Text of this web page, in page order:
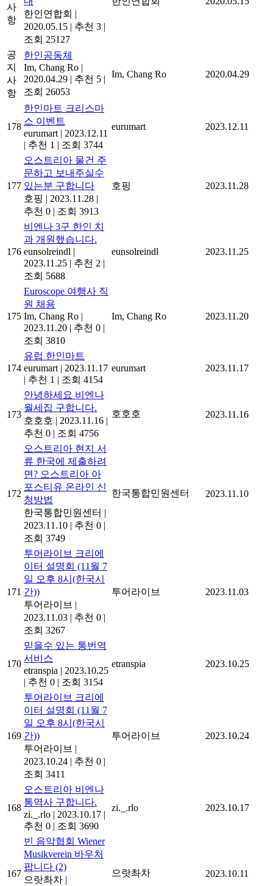
사
항
한인연합회 |
2020.05.15 | 추천 3 |
조회 25127
공
지
사
항
한인공동체
Im, Chang Ro |
2020.04.29 | 추천 5 |
조회 26053
Im, Chang Ro 2020.04.29
178
한인마트 크리스마
스 이벤트
eurumart | 2023.12.11
| 추천 1 | 조회 3744
eurumart 2023.12.11
177
오스트리아 물건 주
문하고 보내주실수
있는분 구합니다
호핑 | 2023.11.28 |
추천 0 | 조회 3913
호핑 2023.11.28
176
비엔나 3구 한인 치
과 개원했습니다.
eunsolreindl |
2023.11.25 | 추천 2 |
조회 5688
eunsolreindl 2023.11.25
175
Euroscope 여행사 직
원 채용
Im, Chang Ro |
2023.11.20 | 추천 0 |
조회 3810
Im, Chang Ro 2023.11.20
174
유럽 한인마트
eurumart | 2023.11.17
| 추천 1 | 조회 4154
eurumart 2023.11.17
173
안녕하세요 비엔나
월세집 구합니다.
호호호 | 2023.11.16 |
추천 0 | 조회 4756
호호호 2023.11.16
172
오스트리아 현지 서
류 한국에 제출하려
면? 오스트리아 아
포스티유 온라인 신
청방법
한국통합민원센터 |
2023.11.10 | 추천 0 |
조회 3749
한국통합민원센터 2023.11.10
171
투어라이브 크리에
이터 설명회 (11월 7
일 오후 8시(한국시
간))
투어라이브 |
2023.11.03 | 추천 0 |
조회 3267
투어라이브 2023.11.03
170
믿을수 있는 통번역
서비스
etranspia | 2023.10.25
| 추천 0 | 조회 3154
etranspia 2023.10.25
169
투어라이브 크리에
이터 설명회 (11월 7
일 오후 8시(한국시
간))
투어라이브 |
2023.10.24 | 추천 0 |
조회 3411
투어라이브 2023.10.24
168
오스트리아 비엔나
통역사 구합니다.
zi._.rlo | 2023.10.17 |
추천 0 | 조회 3690
zi._.rlo 2023.10.17
167
빈 음악협회 Wiener
Musikverein 바우처
팝니다 (2)
으랏촤차 |
으랏촤차 2023.10.11